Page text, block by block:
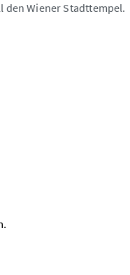
den Wiener Stadttempel.